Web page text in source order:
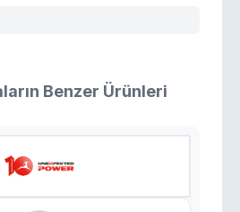
Benzer Ürünleri